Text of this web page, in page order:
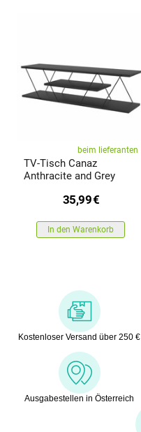
beim lieferanten
TV-Tisch Canaz
Anthracite and Grey
35,99€
In den Warenkorb
Kostenloser Versand über 250 €
Ausgabestellen in Österreich